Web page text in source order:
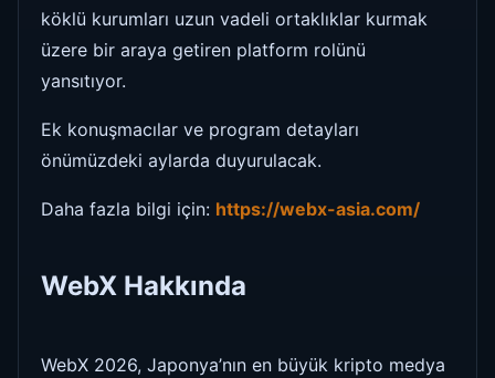
köklü kurumları uzun vadeli ortaklıklar kurmak
üzere bir araya getiren platform rolünü
yansıtıyor.
Ek konuşmacılar ve program detayları
önümüzdeki aylarda duyurulacak.
Daha fazla bilgi için: https://webx-asia.com/
WebX Hakkında
WebX 2026, Japonya’nın en büyük kripto medya